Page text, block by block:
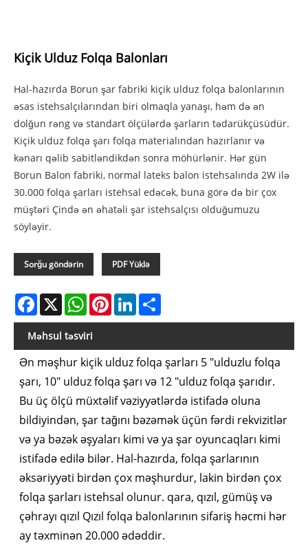
Kiçik Ulduz Folqa Balonları
Hal-hazırda Borun şar fabriki kiçik ulduz folqa balonlarının
əsas istehsalçılarından biri olmaqla yanaşı, həm də ən
dolğun rəng və standart ölçülərdə şarların tədarükçüsüdür.
Kiçik ulduz folqa şarı folqa materialından hazırlanır və
kənarı qəlib sabitləndikdən sonra möhürlənir. Hər gün
Borun Balon fabriki, normal lateks balon istehsalında 2W ilə
30.000 folqa şarları istehsal edəcək, buna görə də bir çox
müştəri Çində ən əhatəli şar istehsalçısı olduğumuzu
söyləyir.
Sorğu göndərin PDF Yüklə
Facebook
X WhatsAppPinterestLinkedIn
Məhsul təsviri
Ən məşhur kiçik ulduz folqa şarları 5 "ulduzlu folqa
şarı, 10" ulduz folqa şarı və 12 "ulduz folqa şarıdır.
Bu üç ölçü müxtəlif vəziyyətlərdə istifadə oluna
bildiyindən, şar tağını bəzəmək üçün fərdi rekvizitlər
və ya bəzək əşyaları kimi və ya şar oyuncaqları kimi
istifadə edilə bilər. Hal-hazırda, folqa şarlarının
əksəriyyəti birdən çox məşhurdur, lakin birdən çox
folqa şarları istehsal olunur. qara, qızıl, gümüş və
çəhrayı qızıl Qızıl folqa balonlarının sifariş həcmi hər
ay təxminən 20.000 ədəddir.